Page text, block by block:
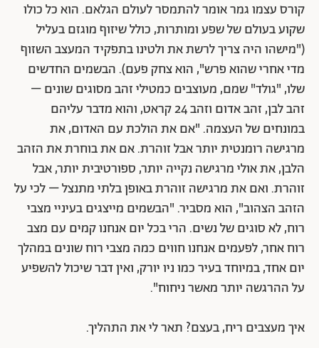
קורס עצמו גמר אומר להתמסר לעולם הגלאם. הוא כל כולו
שקוע בעולם של שפע ומותרות, כולל שיזוף מוגזם בעליל
("מישהו היה צריך לרשת את ולטינו בתפקיד המעצב השזוף
מדי אחרי שהוא פרש", הוא צחק פעם). הבשמים החדשים
שלו, "גולד" שמם, מעוצבים כמטילי זהב מסוגים שונים –
זהב לבן, זהב אדום וזהב 24 קראט, והוא מדבר עליהם
במונחים של העצמה. "אם את הולכת עם האדום, את
מרגישה רומנטית יותר אבל זוהרת. אם את בוחרת את הזהב
הלבן, את אולי מרגישה נקייה יותר, ספורטיבית יותר, אבל
זוהרת. ואם את מרגישה זוהרת באופן בלתי מתנצל – לכי על
הזהב הצהוב", הוא מסביר. "הבשמים מייצגים בעיניי מצבי
רוח, לא סוגים של נשים. הרי בכל יום אנחנו קמים עם מצב
רוח אחר, לפעמים אנחנו חווים כמה מצבי רוח שונים במהלך
יום אחד, במיוחד בעיר כמו ניו יורק, ואין דבר שיכול להשפיע
על ההרגשה יותר מאשר ניחוח".
איך מעצבים ריח, בעצם? תאר לי את התהליך.